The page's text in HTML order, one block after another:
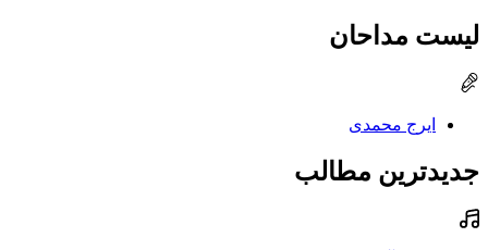
لیست مداحان
ایرج محمدی
جدیدترین مطالب